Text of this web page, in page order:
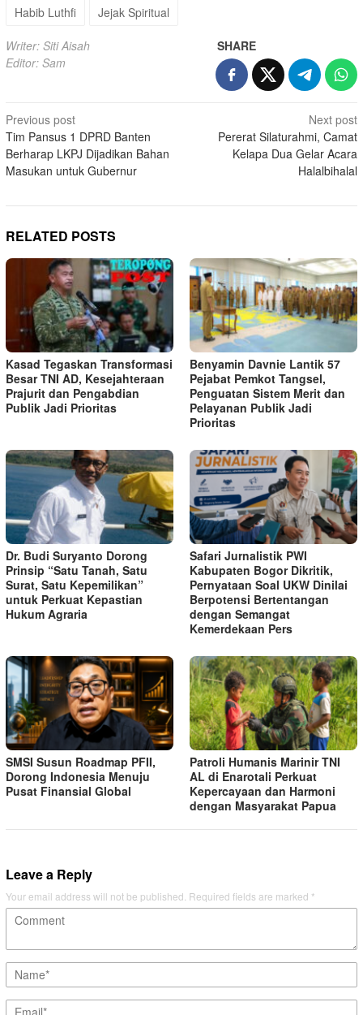
Habib Luthfi Jejak Spiritual
Writer: Siti Aisah
Editor: Sam
SHARE
Post
navigation
Previous post
Tim Pansus 1 DPRD Banten
Berharap LKPJ Dijadikan Bahan
Masukan untuk Gubernur
Next post
Pererat Silaturahmi, Camat
Kelapa Dua Gelar Acara
Halalbihalal
RELATED POSTS
Kasad Tegaskan Transformasi
Besar TNI AD, Kesejahteraan
Prajurit dan Pengabdian
Publik Jadi Prioritas
Benyamin Davnie Lantik 57
Pejabat Pemkot Tangsel,
Penguatan Sistem Merit dan
Pelayanan Publik Jadi
Prioritas
Dr. Budi Suryanto Dorong
Prinsip “Satu Tanah, Satu
Surat, Satu Kepemilikan”
untuk Perkuat Kepastian
Hukum Agraria
Safari Jurnalistik PWI
Kabupaten Bogor Dikritik,
Pernyataan Soal UKW Dinilai
Berpotensi Bertentangan
dengan Semangat
Kemerdekaan Pers
SMSI Susun Roadmap PFII,
Dorong Indonesia Menuju
Pusat Finansial Global
Patroli Humanis Marinir TNI
AL di Enarotali Perkuat
Kepercayaan dan Harmoni
dengan Masyarakat Papua
Leave a Reply
Your email address will not be published. Required fields are marked *